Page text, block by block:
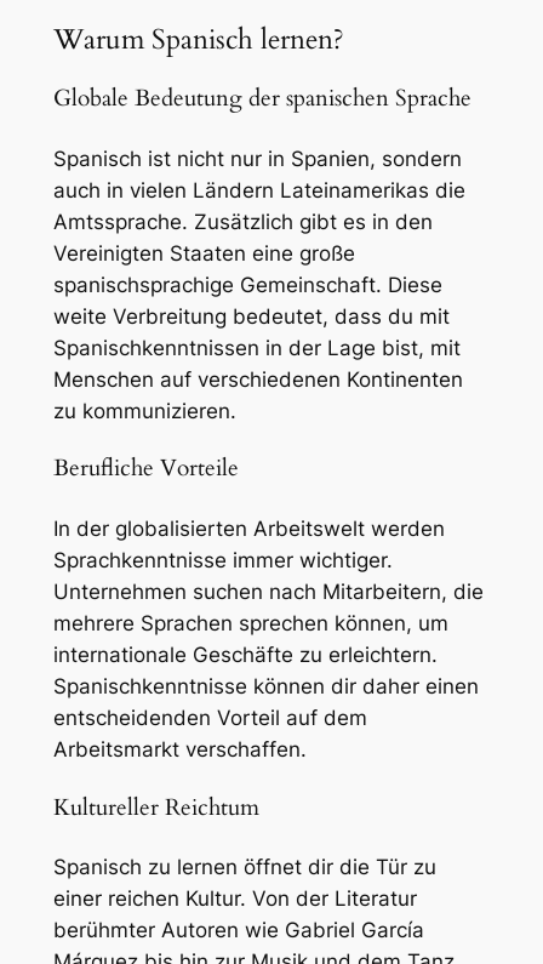
Warum Spanisch lernen?
Globale Bedeutung der spanischen Sprache
Spanisch ist nicht nur in Spanien, sondern
auch in vielen Ländern Lateinamerikas die
Amtssprache. Zusätzlich gibt es in den
Vereinigten Staaten eine große
spanischsprachige Gemeinschaft. Diese
weite Verbreitung bedeutet, dass du mit
Spanischkenntnissen in der Lage bist, mit
Menschen auf verschiedenen Kontinenten
zu kommunizieren.
Berufliche Vorteile
In der globalisierten Arbeitswelt werden
Sprachkenntnisse immer wichtiger.
Unternehmen suchen nach Mitarbeitern, die
mehrere Sprachen sprechen können, um
internationale Geschäfte zu erleichtern.
Spanischkenntnisse können dir daher einen
entscheidenden Vorteil auf dem
Arbeitsmarkt verschaffen.
Kultureller Reichtum
Spanisch zu lernen öffnet dir die Tür zu
einer reichen Kultur. Von der Literatur
berühmter Autoren wie Gabriel García